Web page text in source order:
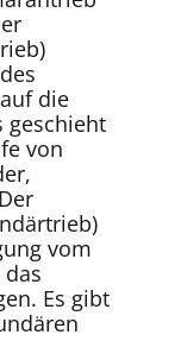
die
geschieht
von
vom
Es gibt